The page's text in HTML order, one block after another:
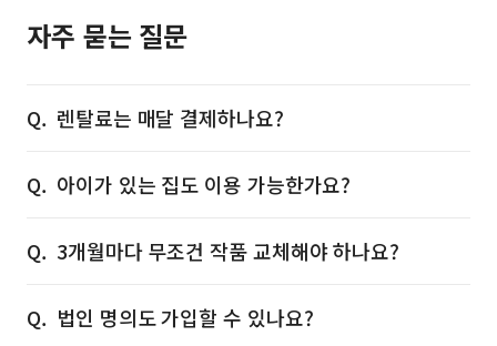
자주 묻는 질문
렌탈료는 매달 결제하나요?
아이가 있는 집도 이용 가능한가요?
3개월마다 무조건 작품 교체해야 하나요?
법인 명의도 가입할 수 있나요?